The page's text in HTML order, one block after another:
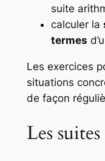
suite
calculer la
termes
Les exercices
situations
de façon
Les